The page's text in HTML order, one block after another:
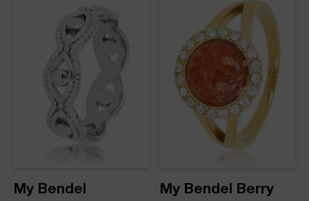
Ringen
My Bendel
My Bendel Berry